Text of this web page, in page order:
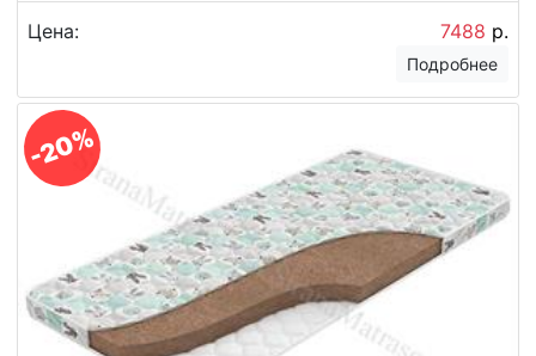
Цена: 7488 р.
Подробнее
-20%